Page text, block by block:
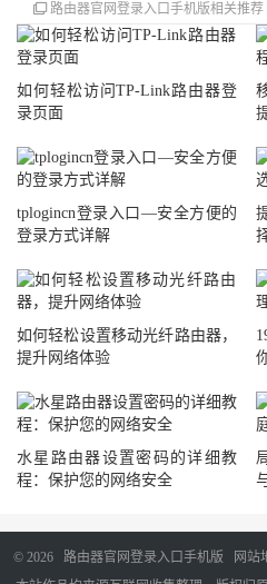
路由器官网登录入口手机版相关推荐
如何轻松访问TP-Link路由器登
录页面
tplogincn登录入口—安全方便的
登录方式详解
如何轻松设置移动光纤路由器，
提升网络体验
水星路由器设置密码的详细教
程：保护您的网络安全
© 2026 路由器官网登录入口手机版 网站